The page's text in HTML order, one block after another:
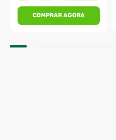
COMPRAR AGORA